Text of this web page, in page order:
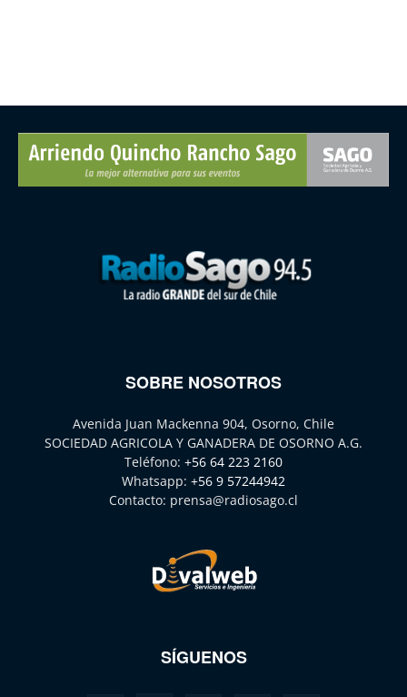
SOBRE NOSOTROS
Avenida Juan Mackenna 904, Osorno, Chile
SOCIEDAD AGRICOLA Y GANADERA DE OSORNO A.G.
Teléfono: +56 64 223 2160
Whatsapp: +56 9 57244942
Contacto: prensa@radiosago.cl
SÍGUENOS